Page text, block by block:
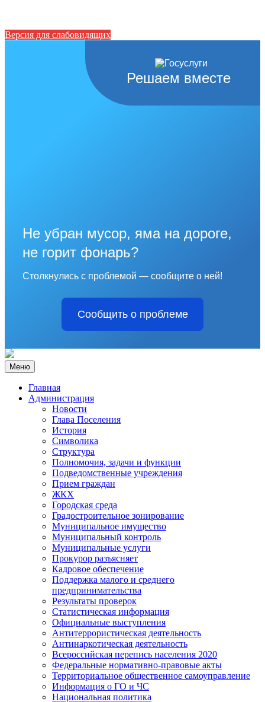
Версия для слабовидящих
Решаем вместе
Не убран мусор, яма на дороге,
не горит фонарь?
Столкнулись с проблемой — сообщите о ней!
Сообщить о проблеме
Меню
Главная
Администрация
Новости
Глава Поселения
История
Символика
Структура
Полномочия, задачи и функции
Подведомственные учреждения
Прием граждан
ЖКХ
Городская среда
Градостроительное зонирование
Муниципальное имущество
Муниципальный контроль
Муниципальные услуги
Прокурор разъясняет
Кадровое обеспечение
Поддержка малого и среднего
предпринимательства
Результаты проверок
Статистическая информация
Официальные выступления
Антитеррористическая деятельность
Антинаркотическая деятельность
Всероссийская перепись населения 2020
Федеральные нормативно-правовые акты
Территориальное общественное самоуправление
Информация о ГО и ЧС
Национальная политика